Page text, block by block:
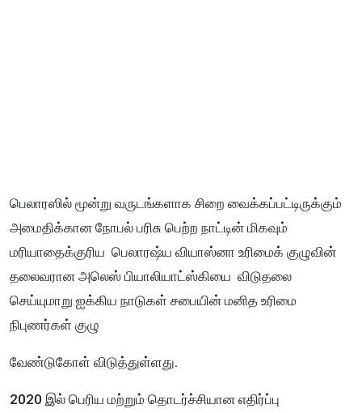
பெலாரஸில் மூன்று வருடங்களாக சிறை வைக்கப்பட்டிருக்கும்
அமைதிக்கான நோபல் பரிசு பெற்ற நாட்டின் மிகவும்
மரியாதைக்குரிய பெலாரஷ்ய வியாஸ்னா உரிமைக் குழுவின்
தலைவரான அலெஸ் பியாலியாட்ஸ்கியை விடுதலை
செய்யுமாறு ஐக்கிய நாடுகள் சபையின் மனித உரிமை
நிபுணர்கள் குழு
வேண்டுகோள் விடுத்துள்ளது.
2020 இல் பெரிய மற்றும் தொடர்ச்சியான எதிர்ப்பு